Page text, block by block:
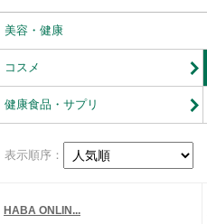
美容・健康
コスメ
健康食品・サプリ
表示順序：
HABA ONLIN...